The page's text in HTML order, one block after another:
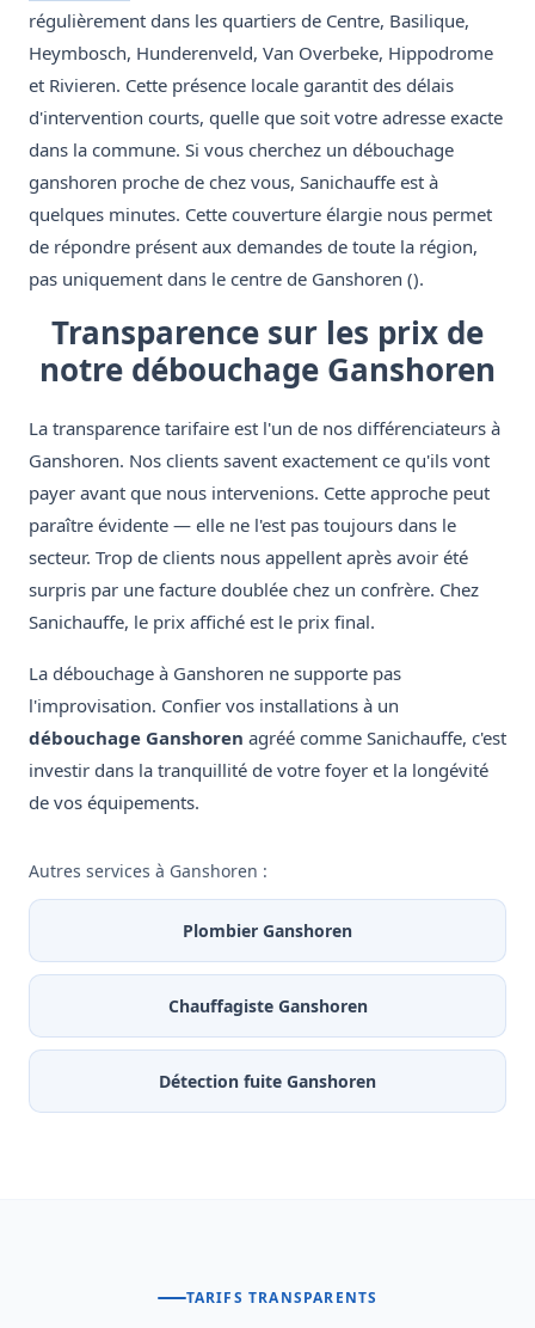
régulièrement dans les quartiers de Centre, Basilique,
Heymbosch, Hunderenveld, Van Overbeke, Hippodrome
et Rivieren. Cette présence locale garantit des délais
d'intervention courts, quelle que soit votre adresse exacte
dans la commune. Si vous cherchez un débouchage
ganshoren proche de chez vous, Sanichauffe est à
quelques minutes. Cette couverture élargie nous permet
de répondre présent aux demandes de toute la région,
pas uniquement dans le centre de Ganshoren ().
Transparence sur les prix de
notre débouchage Ganshoren
La transparence tarifaire est l'un de nos différenciateurs à
Ganshoren. Nos clients savent exactement ce qu'ils vont
payer avant que nous intervenions. Cette approche peut
paraître évidente — elle ne l'est pas toujours dans le
secteur. Trop de clients nous appellent après avoir été
surpris par une facture doublée chez un confrère. Chez
Sanichauffe, le prix affiché est le prix final.
La débouchage à Ganshoren ne supporte pas
l'improvisation. Confier vos installations à un
débouchage Ganshoren agréé comme Sanichauffe, c'est
investir dans la tranquillité de votre foyer et la longévité
de vos équipements.
Autres services à Ganshoren :
Plombier Ganshoren
Chauffagiste Ganshoren
Détection fuite Ganshoren
TARIFS TRANSPARENTS